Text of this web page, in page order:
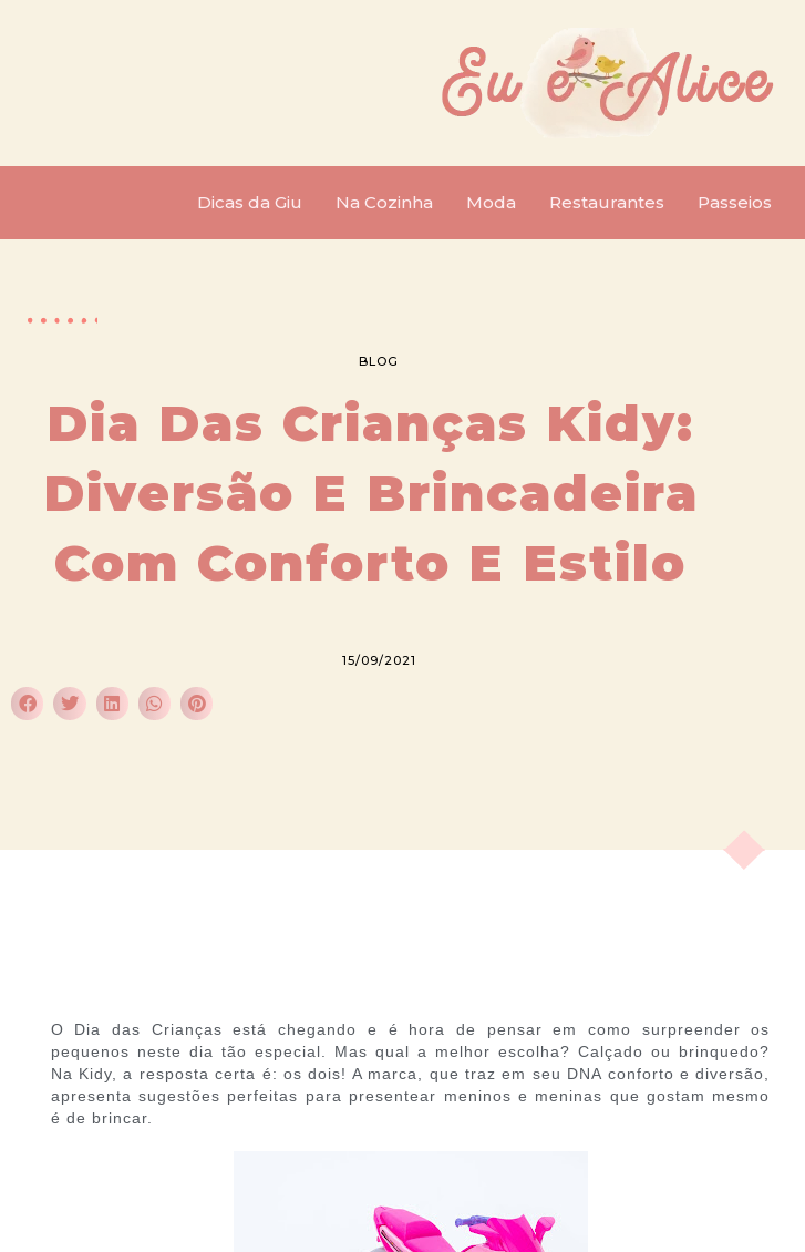
Dicas da Giu Na Cozinha Moda Restaurantes Passeios
BLOG
Dia Das Crianças Kidy:
Diversão E Brincadeira
Com Conforto E Estilo
15/09/2021
O Dia das Crianças está chegando e é hora de pensar em como surpreender os
pequenos neste dia tão especial. Mas qual a melhor escolha? Calçado ou brinquedo?
Na Kidy, a resposta certa é: os dois! A marca, que traz em seu DNA conforto e diversão,
apresenta sugestões perfeitas para presentear meninos e meninas que gostam mesmo
é de brincar.